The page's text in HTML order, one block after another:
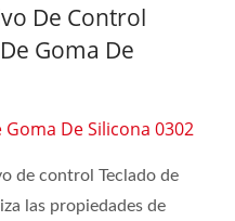
De Control
Goma De
Goma De Silicona 0302
de control Teclado de
las propiedades de